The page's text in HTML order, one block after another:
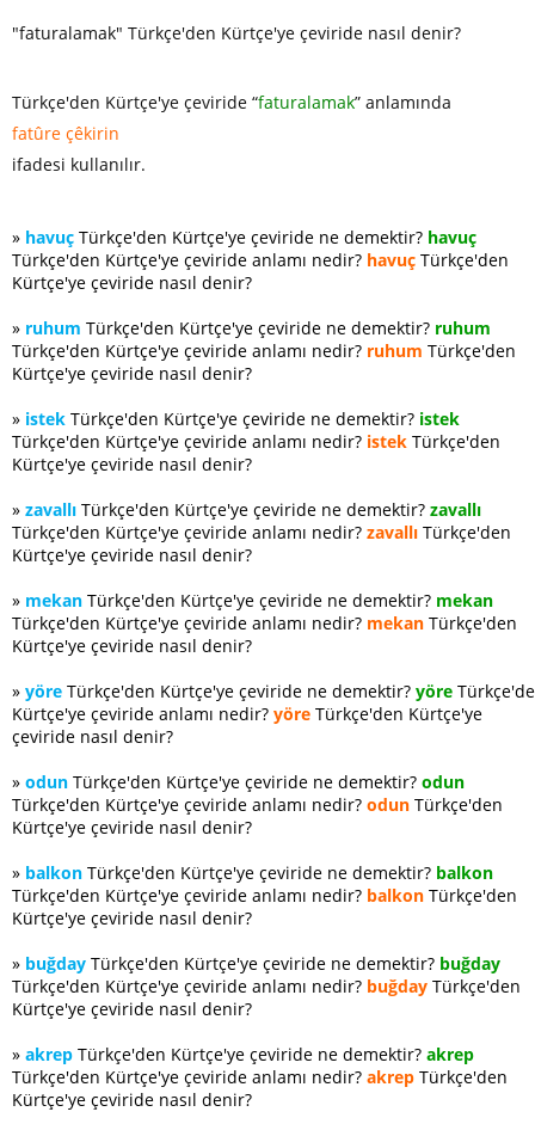
"faturalamak" Türkçe'den Kürtçe'ye çeviride nasıl denir?
Türkçe'den Kürtçe'ye çeviride “faturalamak” anlamında
fatûre çêkirin
ifadesi kullanılır.
» havuç Türkçe'den Kürtçe'ye çeviride ne demektir? havuç
Türkçe'den Kürtçe'ye çeviride anlamı nedir? havuç Türkçe'den
Kürtçe'ye çeviride nasıl denir?
» ruhum Türkçe'den Kürtçe'ye çeviride ne demektir? ruhum
Türkçe'den Kürtçe'ye çeviride anlamı nedir? ruhum Türkçe'den
Kürtçe'ye çeviride nasıl denir?
» istek Türkçe'den Kürtçe'ye çeviride ne demektir? istek
Türkçe'den Kürtçe'ye çeviride anlamı nedir? istek Türkçe'den
Kürtçe'ye çeviride nasıl denir?
» zavallı Türkçe'den Kürtçe'ye çeviride ne demektir? zavallı
Türkçe'den Kürtçe'ye çeviride anlamı nedir? zavallı Türkçe'den
Kürtçe'ye çeviride nasıl denir?
» mekan Türkçe'den Kürtçe'ye çeviride ne demektir? mekan
Türkçe'den Kürtçe'ye çeviride anlamı nedir? mekan Türkçe'den
Kürtçe'ye çeviride nasıl denir?
» yöre Türkçe'den Kürtçe'ye çeviride ne demektir? yöre
Kürtçe'ye çeviride anlamı nedir? yöre Türkçe'den Kürtçe'ye
çeviride nasıl denir?
» odun Türkçe'den Kürtçe'ye çeviride ne demektir? odun
Türkçe'den Kürtçe'ye çeviride anlamı nedir? odun Türkçe'den
Kürtçe'ye çeviride nasıl denir?
» balkon Türkçe'den Kürtçe'ye çeviride ne demektir? balkon
Türkçe'den Kürtçe'ye çeviride anlamı nedir? balkon Türkçe'den
Kürtçe'ye çeviride nasıl denir?
» buğday Türkçe'den Kürtçe'ye çeviride ne demektir? buğday
Türkçe'den Kürtçe'ye çeviride anlamı nedir? buğday Türkçe'den
Kürtçe'ye çeviride nasıl denir?
» akrep Türkçe'den Kürtçe'ye çeviride ne demektir? akrep
Türkçe'den Kürtçe'ye çeviride anlamı nedir? akrep Türkçe'den
Kürtçe'ye çeviride nasıl denir?